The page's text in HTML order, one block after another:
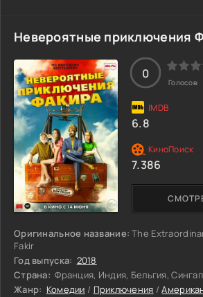
Невероятные приключения
Оригинальное название: The
Fakir
Год выпуска: 2018
Страна: Франция, Индия, Бельгия,
Жанр: Комедии / Приключения /
0
Голосов:
6.8
7.386